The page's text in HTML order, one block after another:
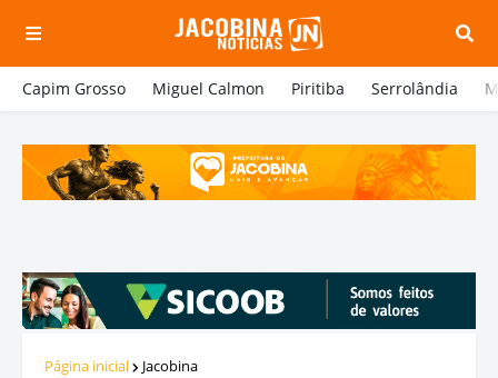
Capim Grosso Miguel Calmon Piritiba Serrolândia
Página inicial Jacobina